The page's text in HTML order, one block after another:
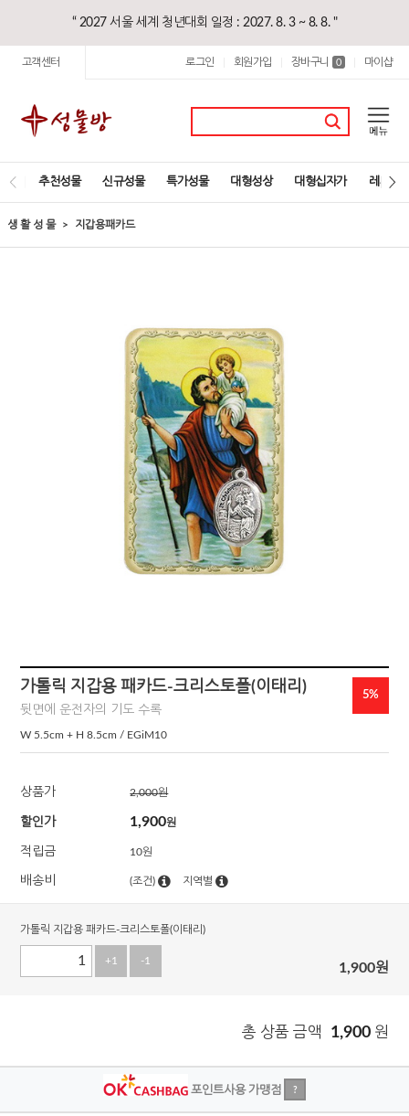
“ 2027 서울 세계 청년대회 일정 : 2027. 8. 3 ~ 8. 8. "
고객센터 로그인 회원가입 장바구니 0 마이샵
추천성물 신규성물 특가성물 대형성상 대형십자가 레지오
생 활 성 물 지갑용패카드
가톨릭 지갑용 패카드-크리스토폴(이태리)
뒷면에 운전자의 기도 수록
W 5.5cm + H 8.5cm / EGiM10
5%
상품가 2,000원
할인가 1,900원
적립금 10원
배송비 (조건) 지역별
가톨릭 지갑용 패카드-크리스토폴(이태리)
+1 -1 1,900원
총 상품 금액 1,900 원
포인트사용 가맹점 ?